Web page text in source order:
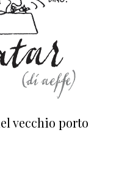
vecchio porto